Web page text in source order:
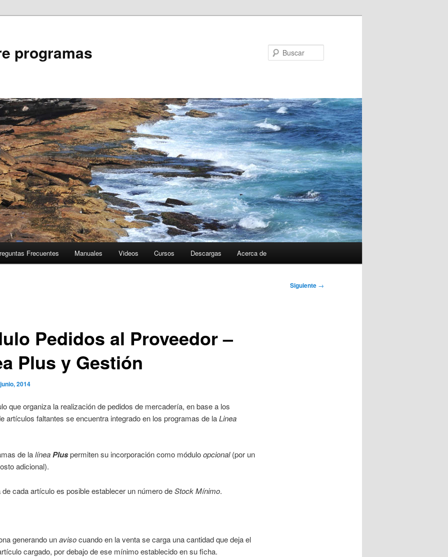
programas
Frecuentes Manuales Videos Cursos Descargas Acerca de
Siguiente →
Pedidos al Proveedor –
Plus y Gestión
2014
que organiza la realización de pedidos de mercadería, en base a los
artículos faltantes se encuentra integrado en los programas de laLinea
de lalíneaPluspermiten su incorporación como móduloopcional(por un
adicional).
de cada artículo es posible establecer un número deStock Mínimo.
generando unavisocuando en la venta se carga una cantidad que deja el
cargado, por debajo de ese mínimo establecido en su ficha.